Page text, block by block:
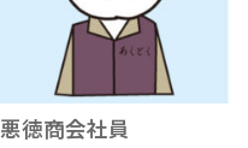
悪徳商会社員